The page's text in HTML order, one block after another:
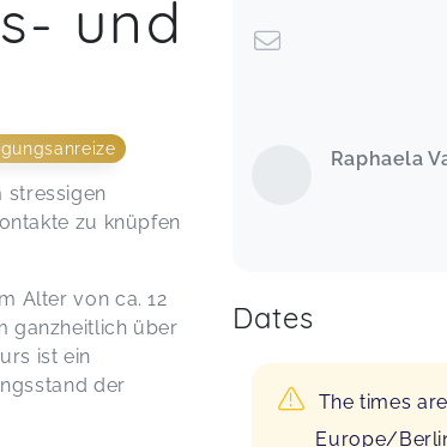
und
stressigen
zu knüpfen
Alter von ca. 12
ganzheitlich über
ist ein
der
Raphaela
Dates
The times
Europe/